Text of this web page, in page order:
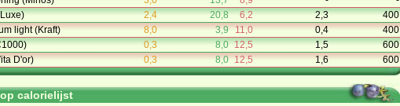
2,4 20,8 6,2 2,3
400
light (Kraft)
8,0 3,9 11,0 0,4
400
0,3 8,0 12,5 1,5
600
D'or)
0,3 8,0 12,5 1,6 600
calorielijst